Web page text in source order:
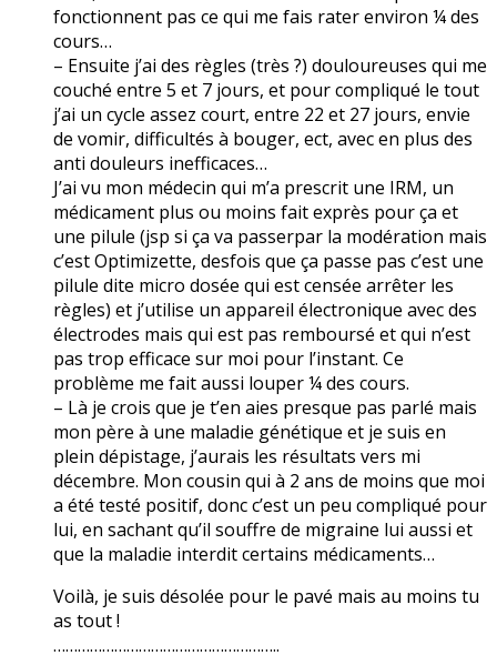
fonctionnent pas ce qui me fais rater environ ¼ des
cours…
– Ensuite j’ai des règles (très ?) douloureuses qui me
couché entre 5 et 7 jours, et pour compliqué le tout
j’ai un cycle assez court, entre 22 et 27 jours, envie
de vomir, difficultés à bouger, ect, avec en plus des
anti douleurs inefficaces…
J’ai vu mon médecin qui m’a prescrit une IRM, un
médicament plus ou moins fait exprès pour ça et
une pilule (jsp si ça va passerpar la modération mais
c’est Optimizette, desfois que ça passe pas c’est une
pilule dite micro dosée qui est censée arrêter les
règles) et j’utilise un appareil électronique avec des
électrodes mais qui est pas remboursé et qui n’est
pas trop efficace sur moi pour l’instant. Ce
problème me fait aussi louper ¼ des cours.
– Là je crois que je t’en aies presque pas parlé mais
mon père à une maladie génétique et je suis en
plein dépistage, j’aurais les résultats vers mi
décembre. Mon cousin qui à 2 ans de moins que moi
a été testé positif, donc c’est un peu compliqué pour
lui, en sachant qu’il souffre de migraine lui aussi et
que la maladie interdit certains médicaments…
Voilà, je suis désolée pour le pavé mais au moins tu
as tout !
………………………………………………..